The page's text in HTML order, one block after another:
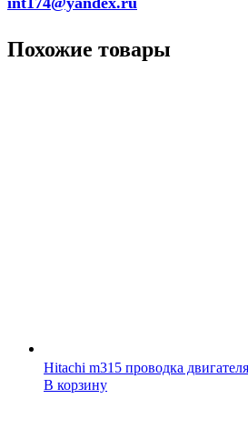
Похожие товары
Hitachi m315 проводка двигателя
В корзину